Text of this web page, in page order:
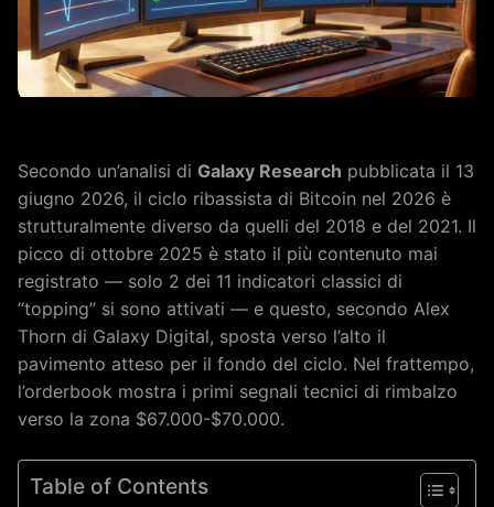
Secondo un’analisi di Galaxy Research pubblicata il 13
giugno 2026, il ciclo ribassista di Bitcoin nel 2026 è
strutturalmente diverso da quelli del 2018 e del 2021. Il
picco di ottobre 2025 è stato il più contenuto mai
registrato — solo 2 dei 11 indicatori classici di
“topping” si sono attivati — e questo, secondo Alex
Thorn di Galaxy Digital, sposta verso l’alto il
pavimento atteso per il fondo del ciclo. Nel frattempo,
l’orderbook mostra i primi segnali tecnici di rimbalzo
verso la zona $67.000-$70.000.
Table of Contents